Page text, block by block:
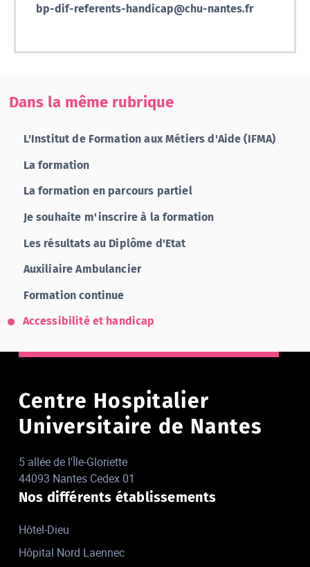
bp-dif-referents-handicap@chu-nantes.fr
Dans la même rubrique
L'Institut de Formation aux Métiers d'Aide (IFMA)
La formation
La formation en parcours partiel
Je souhaite m'inscrire à la formation
Les résultats au Diplôme d'Etat
Auxiliaire Ambulancier
Formation continue
Accessibilité et handicap
Centre Hospitalier
Universitaire de Nantes
5 allée de l'Île-Gloriette
44093 Nantes Cedex 01
Nos différents établissements
Hôtel-Dieu
Hôpital Nord Laennec